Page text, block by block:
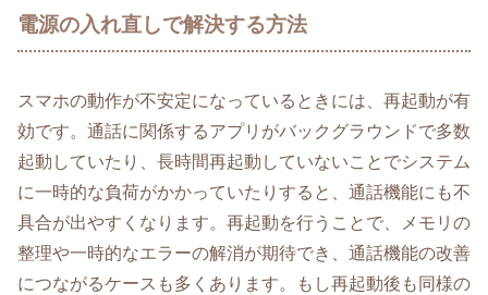
電源の入れ直しで解決する方法
スマホの動作が不安定になっているときには、再起動が有
効です。通話に関係するアプリがバックグラウンドで多数
起動していたり、長時間再起動していないことでシステム
に一時的な負荷がかかっていたりすると、通話機能にも不
具合が出やすくなります。再起動を行うことで、メモリの
整理や一時的なエラーの解消が期待でき、通話機能の改善
につながるケースも多くあります。もし再起動後も同様の